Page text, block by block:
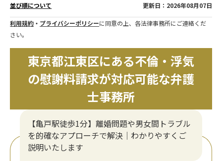
並び順について 更新日：2026年08月07日
利用規約 ・ プライバシーポリシーに同意の上、各法律事務所にご連絡くだ
さい。
東京都江東区にある不倫・浮気
の慰謝料請求が対応可能な弁護
士事務所
【亀戸駅徒歩1分】離婚問題や男女間トラブル
を的確なアプローチで解決｜わかりやすくご
説明いたします